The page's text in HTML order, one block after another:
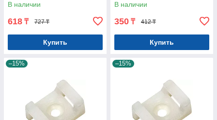
В наличии
618 ₸ 727 ₸
Купить
В наличии
350 ₸ 412 ₸
Купить
–15% –15%